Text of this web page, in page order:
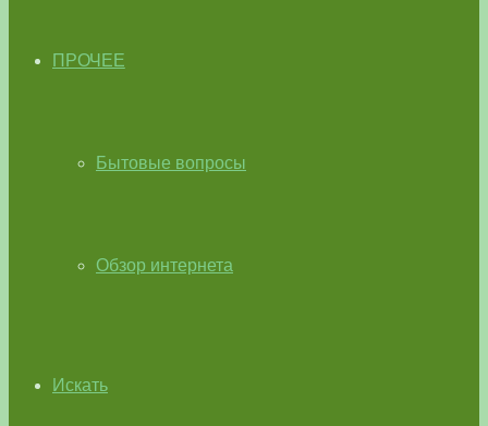
ПРОЧЕЕ
Бытовые вопросы
Обзор интернета
Искать